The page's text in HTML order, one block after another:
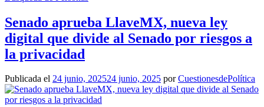
Senado aprueba LlaveMX, nueva ley
digital que divide al Senado por riesgos a
la privacidad
Publicada el 24 junio, 202524 junio, 2025 porCuestionesdePolítica